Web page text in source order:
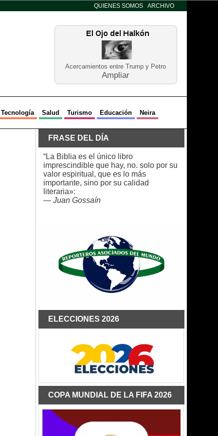
QUIENES SOMOS ARCHIVO
Acercamientos entre Trump y Petro
Ampliar
Tecnología Salud Turismo Educación Neira
FRASE DEL DÍA
“La Biblia es el único libro
imprescindible que hay, no. solo por su
valor espiritual, que es lo más
importante, sino por su calidad
literaria»:
— Juan Gossaín
ELECCIONES 2026
COPA MUNDIAL DE LA FIFA 2026